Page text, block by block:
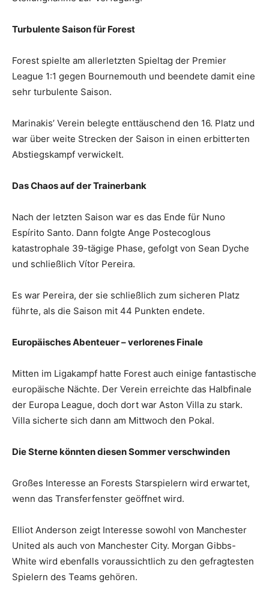
Turbulente Saison für Forest
Forest spielte am allerletzten Spieltag der Premier
League 1:1 gegen Bournemouth und beendete damit eine
sehr turbulente Saison.
Marinakis’ Verein belegte enttäuschend den 16. Platz und
war über weite Strecken der Saison in einen erbitterten
Abstiegskampf verwickelt.
Das Chaos auf der Trainerbank
Nach der letzten Saison war es das Ende für Nuno
Espírito Santo. Dann folgte Ange Postecoglous
katastrophale 39-tägige Phase, gefolgt von Sean Dyche
und schließlich Vítor Pereira.
Es war Pereira, der sie schließlich zum sicheren Platz
führte, als die Saison mit 44 Punkten endete.
Europäisches Abenteuer – verlorenes Finale
Mitten im Ligakampf hatte Forest auch einige fantastische
europäische Nächte. Der Verein erreichte das Halbfinale
der Europa League, doch dort war Aston Villa zu stark.
Villa sicherte sich dann am Mittwoch den Pokal.
Die Sterne könnten diesen Sommer verschwinden
Großes Interesse an Forests Starspielern wird erwartet,
wenn das Transferfenster geöffnet wird.
Elliot Anderson zeigt Interesse sowohl von Manchester
United als auch von Manchester City. Morgan Gibbs-
White wird ebenfalls voraussichtlich zu den gefragtesten
Spielern des Teams gehören.